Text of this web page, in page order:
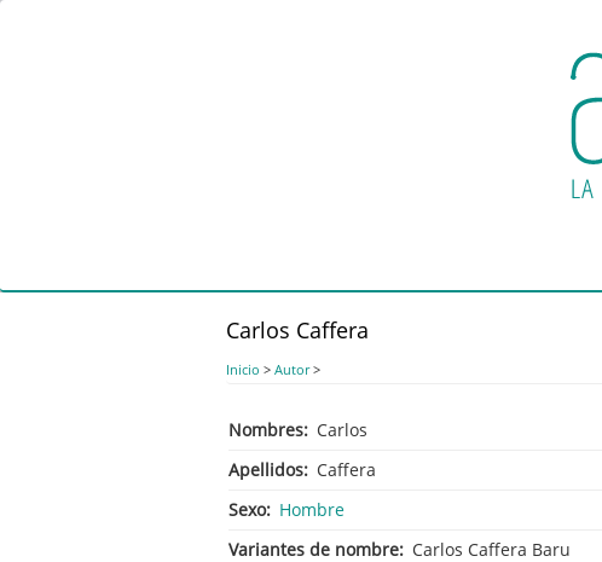
Carlos Caffera
Inicio > Autor>
Nombres
Carlos
Apellidos
Caffera
Sexo
Hombre
Variantes de nombre
Carlos Caffera Baru